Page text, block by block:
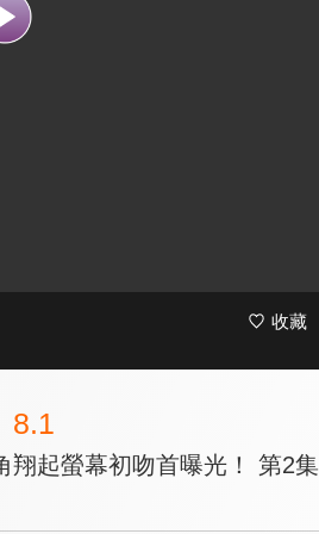
收藏
8.1
翔起螢幕初吻首曝光！ 第2集